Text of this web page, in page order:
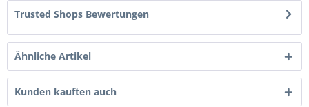
Trusted Shops Bewertungen
Ähnliche Artikel
Kunden kauften auch